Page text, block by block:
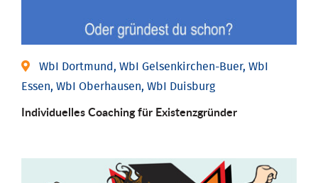
WbI Dortmund, WbI Gelsenkirchen-Buer, WbI
Essen, WbI Oberhausen, WbI Duisburg
Individu­elles Coaching für Existenz­gründer